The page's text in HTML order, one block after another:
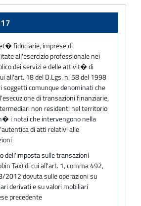
fiduciarie, imprese di
all'esercizio professionale nei
dei servizi e delle attivit� di
all'art. 18 del D.Lgs. n. 58 del 1998
soggetti comunque denominati che
di transazioni finanziarie,
non residenti nel territorio
i notai che intervengono nella
di atti relativi alle
dell'imposta sulle transazioni
Tax) di cui all'art. 1, comma 492,
2012 dovuta sulle operazioni su
derivati e su valori mobiliari
precedente